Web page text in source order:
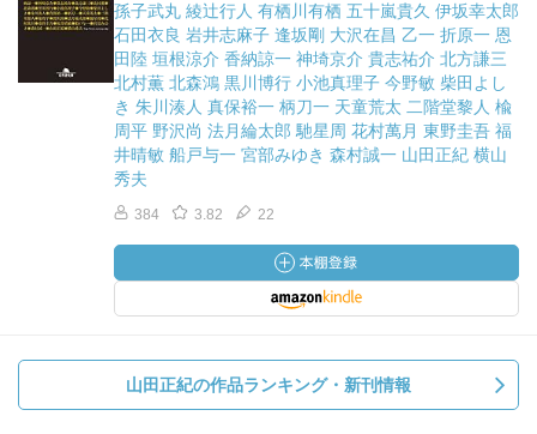
孫子武丸 綾辻行人 有栖川有栖 五十嵐貴久 伊坂幸太郎
石田衣良 岩井志麻子 逢坂剛 大沢在昌 乙一 折原一 恩
田陸 垣根涼介 香納諒一 神埼京介 貴志祐介 北方謙三
北村薫 北森鴻 黒川博行 小池真理子 今野敏 柴田よし
き 朱川湊人 真保裕一 柄刀一 天童荒太 二階堂黎人 楡
周平 野沢尚 法月綸太郎 馳星周 花村萬月 東野圭吾 福
井晴敏 船戸与一 宮部みゆき 森村誠一 山田正紀 横山
秀夫
384 3.82 22
山田正紀の作品ランキング・新刊情報